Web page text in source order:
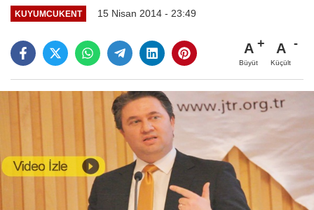
KUYUMCUKENT 15 Nisan 2014 - 23:49
A
Büyüt
A
Küçült